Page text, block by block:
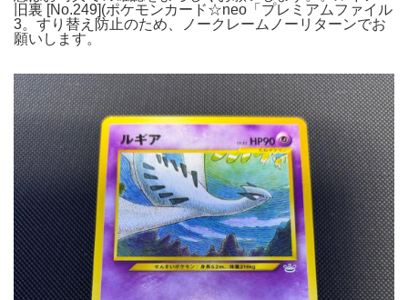
旧裏 [No.249](ポケモンカード☆neo「プレミアムファイル
3。すり替え防止のため、ノークレームノーリターンでお
願いします。